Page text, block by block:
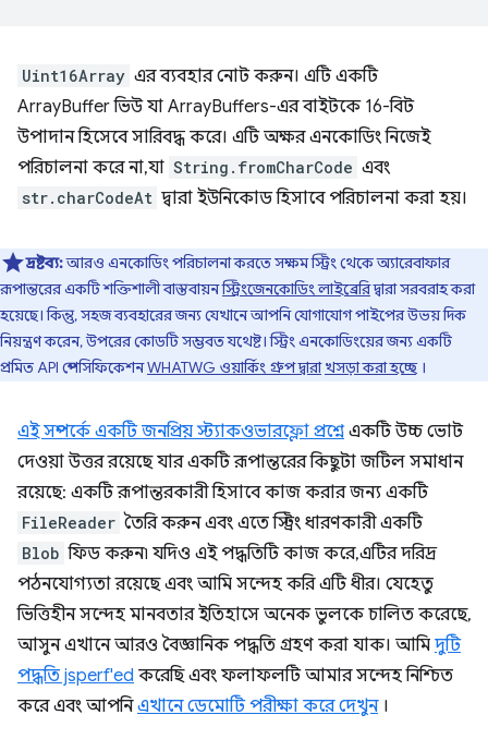
Uint16Array এর ব্যবহার নোট করুন। এটি একটি
ArrayBuffer ভিউ যা ArrayBuffers-এর বাইটকে 16-বিট
উপাদান হিসেবে সারিবদ্ধ করে। এটি অক্ষর এনকোডিং নিজেই
পরিচালনা করে না, যা String.fromCharCode এবং
str.charCodeAt দ্বারা ইউনিকোড হিসাবে পরিচালনা করা হয়।
দ্রষ্টব্য:আরও এনকোডিং পরিচালনা করতে সক্ষম স্ট্রিং থেকে অ্যারেবাফার
রূপান্তরের একটি শক্তিশালী বাস্তবায়নস্ট্রিংজেনকোডিং লাইব্রেরিদ্বারা সরবরাহ করা
হয়েছে। কিন্তু, সহজ ব্যবহারের জন্য যেখানে আপনি যোগাযোগ পাইপের উভয় দিক
নিয়ন্ত্রণ করেন, উপরের কোডটি সম্ভবত যথেষ্ট। স্ট্রিং এনকোডিংয়ের জন্য একটি
প্রমিত API স্পেসিফিকেশনWHATWG ওয়ার্কিং গ্রুপ দ্বারা খসড়া করা হচ্ছে।
এই সম্পর্কে একটি জনপ্রিয় স্ট্যাকওভারফ্লো প্রশ্নেএকটি উচ্চ ভোট
দেওয়া উত্তর রয়েছে যার একটি রূপান্তরের কিছুটা জটিল সমাধান
রয়েছে: একটি রূপান্তরকারী হিসাবে কাজ করার জন্য একটি
FileReader তৈরি করুন এবং এতে স্ট্রিং ধারণকারী একটি
Blob ফিড করুন৷ যদিও এই পদ্ধতিটি কাজ করে, এটির দরিদ্র
পঠনযোগ্যতা রয়েছে এবং আমি সন্দেহ করি এটি ধীর। যেহেতু
ভিত্তিহীন সন্দেহ মানবতার ইতিহাসে অনেক ভুলকে চালিত করেছে,
আসুন এখানে আরও বৈজ্ঞানিক পদ্ধতি গ্রহণ করা যাক। আমি দুটি
পদ্ধতি jsperf'ed করেছি এবং ফলাফলটি আমার সন্দেহ নিশ্চিত
করে এবং আপনিএখানে ডেমোটি পরীক্ষা করে দেখুন।